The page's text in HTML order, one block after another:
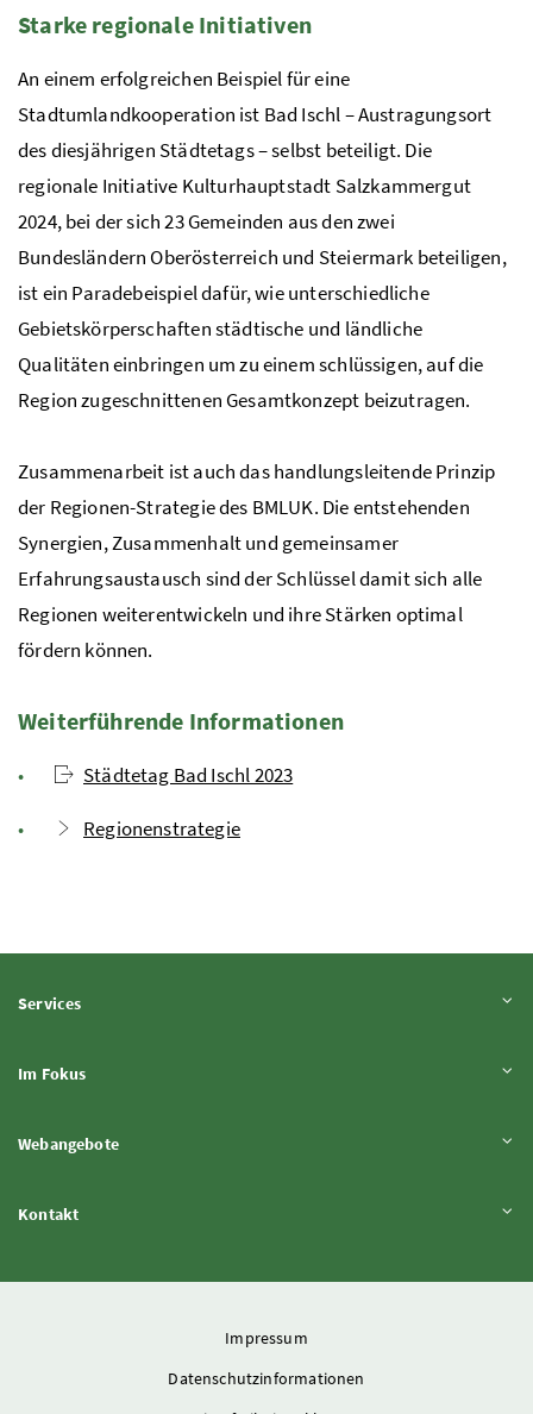
Starke regionale Initiativen
An einem erfolgreichen Beispiel für eine
Stadtumlandkooperation ist Bad Ischl – Austragungsort
des diesjährigen Städtetags – selbst beteiligt. Die
regionale Initiative Kulturhauptstadt Salzkammergut
2024, bei der sich 23 Gemeinden aus den zwei
Bundesländern Oberösterreich und Steiermark beteiligen,
ist ein Paradebeispiel dafür, wie unterschiedliche
Gebietskörperschaften städtische und ländliche
Qualitäten einbringen um zu einem schlüssigen, auf die
Region zugeschnittenen Gesamtkonzept beizutragen.
Zusammenarbeit ist auch das handlungsleitende Prinzip
der Regionen-Strategie des BMLUK. Die entstehenden
Synergien, Zusammenhalt und gemeinsamer
Erfahrungsaustausch sind der Schlüssel damit sich alle
Regionen weiterentwickeln und ihre Stärken optimal
fördern können.
Weiterführende Informationen
Städtetag Bad Ischl 2023
Regionenstrategie
ServicesInhalt aufklappen
Im FokusInhalt aufklappen
WebangeboteInhalt aufklappen
KontaktInhalt aufklappen
Impressum
Datenschutzinformationen